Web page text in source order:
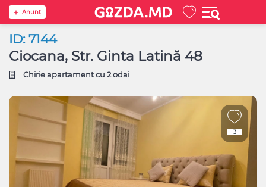
Anunţ
ID: 7144
Ciocana, Str. Ginta Latină 48
Chirie apartament cu 2 odai
3